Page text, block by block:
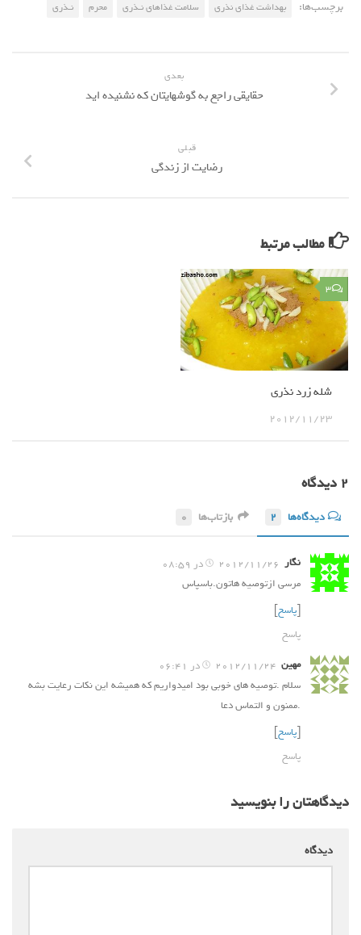
برچسب‌ها: بهداشت غذای نذری سلامت غذاهای نـذری محرم نـذری
بعدی
حقایقی راجع به گوشهایتان که نشنیده اید
قبلی
رضایت از زندگی
مطالب مرتبط
۳
شله زرد نذری
2012/11/23
۲ دیدگاه‌
دیدگاه‌ها 2 بازتاب‌ها 0
نگار 2012/11/26 در 08:59
مرسی ازتوصیه هاتون.باسپاس
پاسخ
پاسخ
مهین 2012/11/24 در 06:41
سلام .توصیه های خوبی بود امیدواریم که همیشه این نکات رعایت بشه
.ممنون و التماس دعا
پاسخ
پاسخ
دیدگاهتان را بنویسید
دیدگاه